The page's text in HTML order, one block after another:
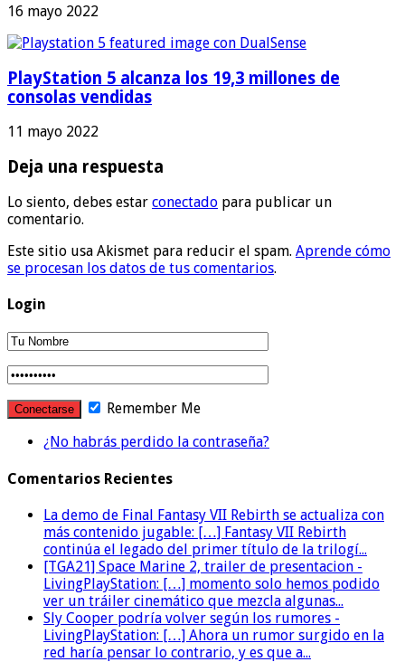
16 mayo 2022
PlayStation 5 alcanza los 19,3 millones de
consolas vendidas
11 mayo 2022
Deja una respuesta
Lo siento, debes estar conectado para publicar un
comentario.
Este sitio usa Akismet para reducir el spam. Aprende cómo
se procesan los datos de tus comentarios.
Login
Remember Me
¿No habrás perdido la contraseña?
Comentarios Recientes
La demo de Final Fantasy VII Rebirth se actualiza con
más contenido jugable: […] Fantasy VII Rebirth
continúa el legado del primer título de la trilogí...
[TGA21] Space Marine 2, trailer de presentacion -
LivingPlayStation: […] momento solo hemos podido
ver un tráiler cinemático que mezcla algunas...
Sly Cooper podría volver según los rumores -
LivingPlayStation: […] Ahora un rumor surgido en la
red haría pensar lo contrario, y es que a...